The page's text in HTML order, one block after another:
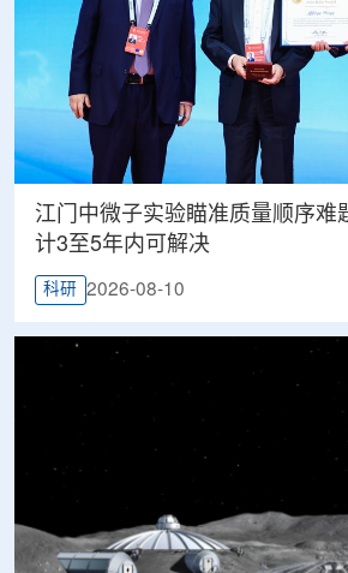
江门中微子实验瞄准质量顺序难
计3至5年内可解决
科研 2026-08-10